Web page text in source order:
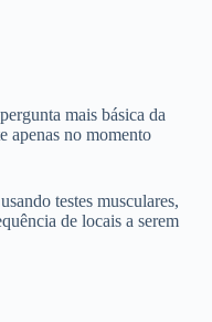
mais básica da
apenas no momento
testes musculares,
de locais a serem